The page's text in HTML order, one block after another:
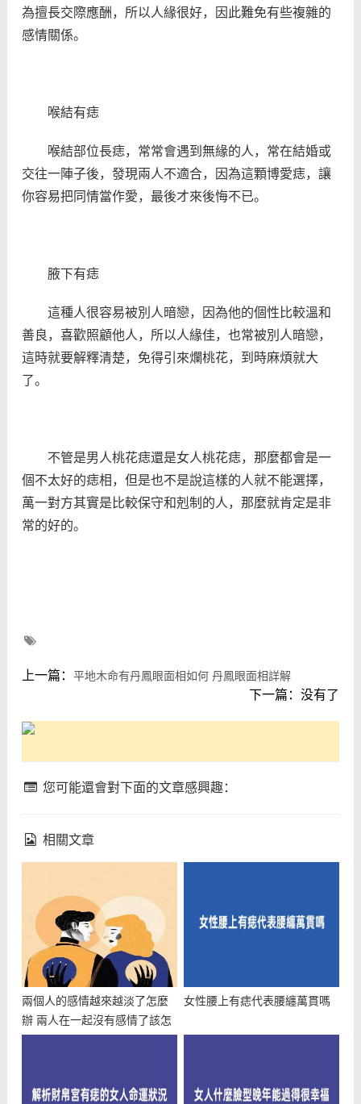
為擅長交際應酬，所以人緣很好，因此難免有些複雜的
感情關係。
喉結有痣
喉結部位長痣，常常會遇到無緣的人，常在結婚或
交往一陣子後，發現兩人不適合，因為這顆博愛痣，讓
你容易把同情當作愛，最後才來後悔不已。
腋下有痣
這種人很容易被別人暗戀，因為他的個性比較溫和
善良，喜歡照顧他人，所以人緣佳，也常被別人暗戀，
這時就要解釋清楚，免得引來爛桃花，到時麻煩就大
了。
不管是男人桃花痣還是女人桃花痣，那麼都會是一
個不太好的痣相，但是也不是說這樣的人就不能選擇，
萬一對方其實是比較保守和剋制的人，那麼就肯定是非
常的好的。
上一篇： 平地木命有丹鳳眼面相如何 丹鳳眼面相詳解
下一篇：没有了
您可能還會對下面的文章感興趣：
相關文章
兩個人的感情越來越淡了怎麼
辦 兩人在一起沒有感情了該怎
女性腰上有痣代表腰纏萬貫嗎